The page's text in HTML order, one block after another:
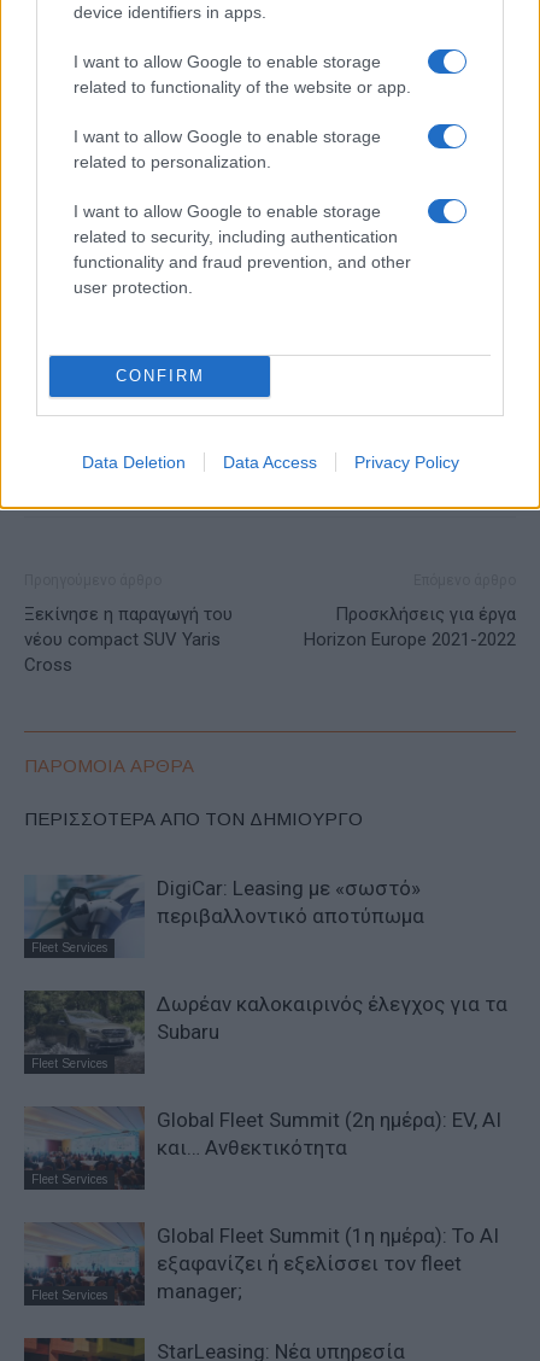
device identifiers in apps.
I want to allow Google to enable storage
related to functionality of the website or app.
I want to allow Google to enable storage
related to personalization.
I want to allow Google to enable storage
related to security, including authentication
functionality and fraud prevention, and other
user protection.
CONFIRM
Data Deletion Data Access Privacy Policy
Alpha Bank: Για πρώτη φορά το Αρχαίο Θέατρο Επιδαύρου
ΕΤΙΚΕΤΕΣ ACEA AFID IndustriALL
T&E
Transport and Environment
ΕΕ
υποδομή φόρτισης
Ξεκίνησε η παραγωγή του
νέου compact SUV Yaris
Cross
Προσκλήσεις για έργα
Horizon Europe 2021-2022
ΠΑΡΟΜΟΙΑ ΑΡΘΡΑ
ΠΕΡΙΣΣΟΤΕΡΑ ΑΠΟ ΤΟΝ ΔΗΜΙΟΥΡΓΟ
Fleet Services
DigiCar: Leasing με «σωστό»
περιβαλλοντικό αποτύπωμα
Fleet Services
Δωρέαν καλοκαιρινός έλεγχος για τα
Subaru
Fleet Services
Global Fleet Summit (2η ημέρα): EV, AI
και… Ανθεκτικότητα
Fleet Services
Global Fleet Summit (1η ημέρα): Το ΑΙ
εξαφανίζει ή εξελίσσει τον fleet
manager;
StarLeasing: Νέα υπηρεσία